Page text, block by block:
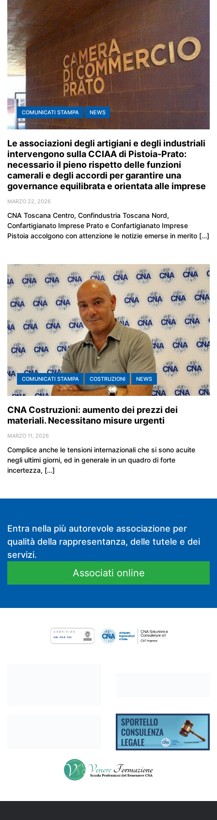
COMUNICATI STAMPA NEWS
Le associazioni degli artigiani e degli industriali
intervengono sulla CCIAA di Pistoia-Prato:
necessario il pieno rispetto delle funzioni
camerali e degli accordi per garantire una
governance equilibrata e orientata alle imprese
MARZO 22, 2026
CNA Toscana Centro, Confindustria Toscana Nord,
Confartigianato Imprese Prato e Confartigianato Imprese
Pistoia accolgono con attenzione le notizie emerse in merito […]
COMUNICATI STAMPA COSTRUZIONI NEWS
CNA Costruzioni: aumento dei prezzi dei
materiali. Necessitano misure urgenti
MARZO 11, 2026
Complice anche le tensioni internazionali che si sono acuite
negli ultimi giorni, ed in generale in un quadro di forte
incertezza, […]
Entra nella più autorevole associazione per
qualità della rappresentanza, delle tutele e dei
servizi.
Associati online